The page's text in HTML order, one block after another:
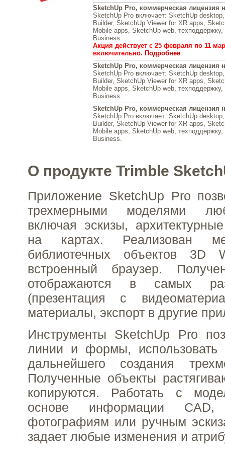
SketchUp Pro, коммерческая лицензия
SketchUp Pro включает: SketchUp
Builder, SketchUp Viewer for XR apps,
Mobile apps, SketchUp web,
Business.
Акция действует с 25 февраля по 11
включительно. Подробнее
SketchUp Pro, коммерческая лицензия
SketchUp Pro включает: SketchUp
Builder, SketchUp Viewer for XR apps,
Mobile apps, SketchUp web,
Business.
SketchUp Pro, коммерческая лицензия
SketchUp Pro включает: SketchUp
Builder, SketchUp Viewer for XR apps,
Mobile apps, SketchUp web,
Business.
О продукте Trimble
Приложение SketchUp Pro
трехмерными моделями
включая эскизы,
на картах. Реализован
библиотечных объектов 3D
встроенный браузер.
отображаются в самых
(презентация с
материалы, экспорт в другие
Инструменты SketchUp Pro
линии и формы, использовать
дальнейшего создания
Полученные объекты
копируются. Работать с
основе информации
фотографиям или ручным
задает любые изменения и